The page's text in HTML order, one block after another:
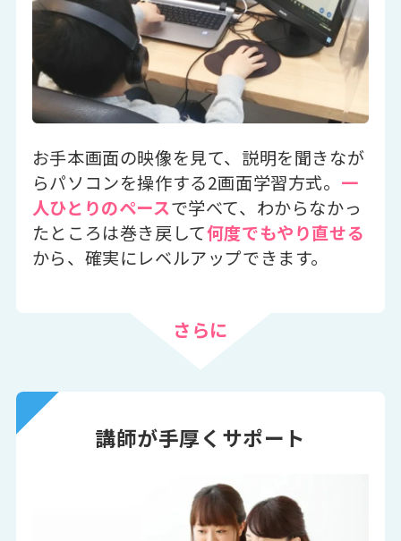
お手本画面の映像を見て、説明を聞きなが
らパソコンを操作する2画面学習方式。 一
人ひとりのペースで学べて、わからなかっ
たところは巻き戻して何度でもやり直せる
から、確実にレベルアップできます。
さらに
講師が手厚くサポート